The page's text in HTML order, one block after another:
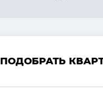
ПОДОБРАТЬ